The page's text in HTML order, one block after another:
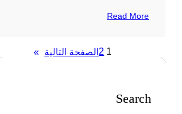
Read More
1
2الصفحة التالية »
Search